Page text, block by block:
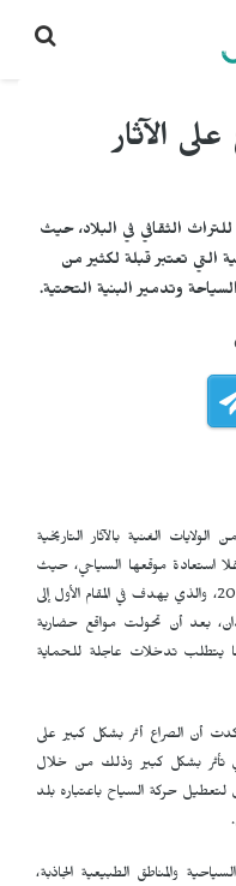
الآثار
الثقافي في البلاد، حيث
التي تعتبر قبلة لكثير من
وتدمير البنية التحتية.
الغنية بالآثار التاريخية
استعادة موقعها السياحي، حيث
أطلقت مهرجان دنقلا عاصمة السياحة للعام 2026، والذي يهدف في المقام الأول إلى
بعد أن تحولت مواقع حضارية
يتطلب تدخلات عاجلة للحماية
أن الصراع أثر بشكل كبير على
تأثر بشكل كبير وذلك من خلال
لتعطيل حركة السياح باعتباره بلد
والمناطق الطبيعية الجاذبة،